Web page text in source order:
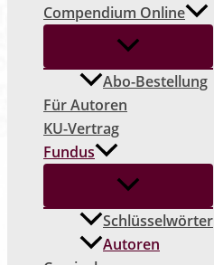
Compendium Online
Abo-Bestellung
Für Autoren
KU-Vertrag
Fundus
Schlüsselwörter
Autoren